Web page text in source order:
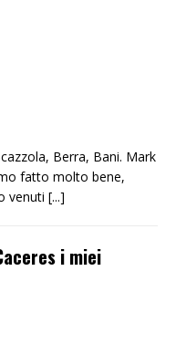
Berra, Bani. Mark
fatto molto bene,
venuti [...]
i miei